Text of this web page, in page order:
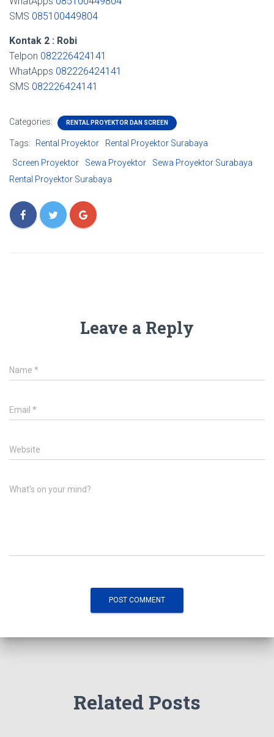
SMS 085100449804
Kontak 2 : Robi
Telpon 082226424141
WhatApps 082226424141
SMS 082226424141
Categories: RENTAL PROYEKTOR DAN SCREEN
Tags: Rental Proyektor
Rental Proyektor Surabaya
Screen Proyektor
Sewa Proyektor
Sewa Proyektor Surabaya
Rental Proyektor Surabaya
Leave a Reply
Name *
Email *
Website
What's on your mind?
Related Posts